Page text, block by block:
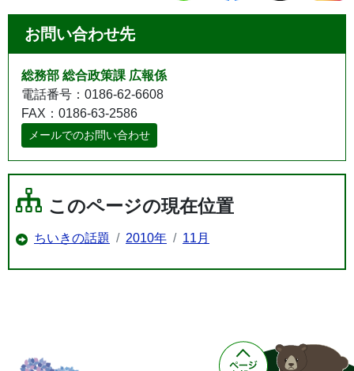
お問い合わせ先
総務部 総合政策課 広報係
電話番号：0186-62-6608
FAX：0186-63-2586
メールでのお問い合わせ
このページの現在位置
ちいきの話題 2010年 11月